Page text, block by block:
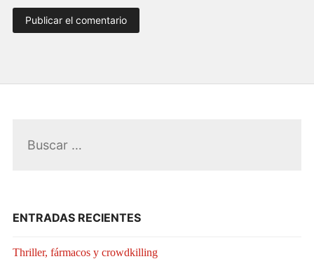
ENTRADAS RECIENTES
Thriller, fármacos y crowdkilling